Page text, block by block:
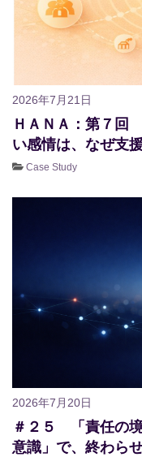
2026年7月21日
ＨＡＮＡ：第７
い感情は、なぜ支
Case Study
2026年7月20日
＃２５ 「責任の
意識」で、終わら